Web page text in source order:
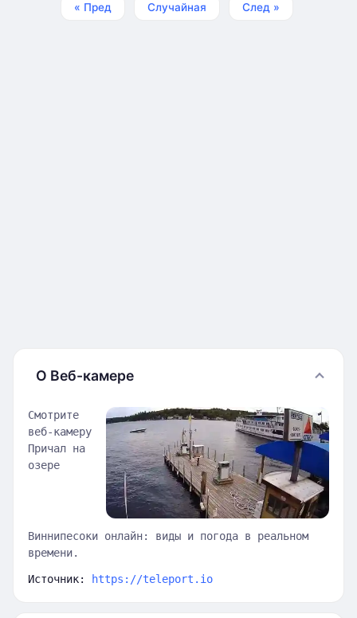
« Пред Случайная След »
О Веб-камере
Смотрите
веб-камеру
Причал на
озере
Виннипесоки онлайн: виды и погода в реальном
времени.
Источник: https://teleport.io